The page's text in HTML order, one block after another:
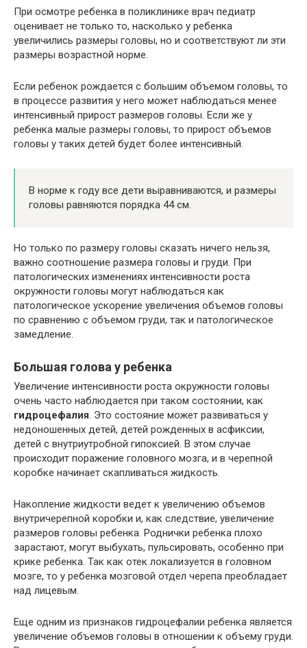
При осмотре ребенка в поликлинике врач педиатр
оценивает не только то, насколько у ребенка
увеличились размеры головы, но и соответствуют ли эти
размеры возрастной норме.
Если ребенок рождается с большим объемом головы, то
в процессе развития у него может наблюдаться менее
интенсивный прирост размеров головы. Если же у
ребенка малые размеры головы, то прирост объемов
головы у таких детей будет более интенсивный.
В норме к году все дети выравниваются, и размеры
головы равняются порядка 44 см.
Но только по размеру головы сказать ничего нельзя,
важно соотношение размера головы и груди. При
патологических изменениях интенсивности роста
окружности головы могут наблюдаться как
патологическое ускорение увеличения объемов головы
по сравнению с объемом груди, так и патологическое
замедление.
Большая голова у ребенка
Увеличение интенсивности роста окружности головы
очень часто наблюдается при таком состоянии, как
гидроцефалия. Это состояние может развиваться у
недоношенных детей, детей рожденных в асфиксии,
детей с внутриутробной гипоксией. В этом случае
происходит поражение головного мозга, и в черепной
коробке начинает скапливаться жидкость.
Накопление жидкости ведет к увеличению объемов
внутричерепной коробки и, как следствие, увеличение
размеров головы ребенка. Роднички ребенка плохо
зарастают, могут выбухать, пульсировать, особенно при
крике ребенка. Так как отек локализуется в головном
мозге, то у ребенка мозговой отдел черепа преобладает
над лицевым.
Еще одним из признаков гидроцефалии ребенка является
увеличение объемов головы в отношении к объему груди.